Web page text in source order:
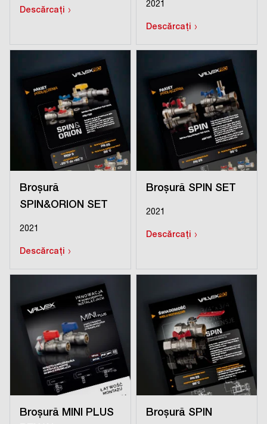
Descărcați › 2021
Descărcați ›
Broșură
SPIN&ORION SET
2021
Descărcați ›
Broșură SPIN SET
2021
Descărcați ›
Broșură MINI PLUS
Broșură SPIN